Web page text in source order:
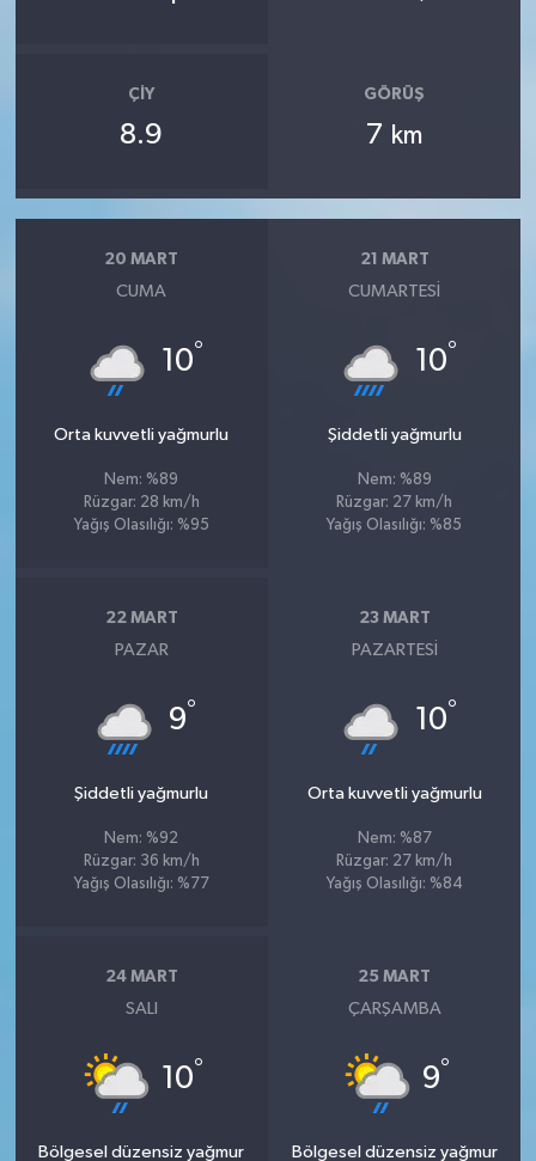
ÇIY
8.9
GÖRÜŞ
7 km
20 MART
CUMA
10°
Orta kuvvetli yağmurlu
Nem: %89
Rüzgar: 28 km/h
Yağış Olasılığı: %95
21 MART
CUMARTESI
10°
Şiddetli yağmurlu
Nem: %89
Rüzgar: 27 km/h
Yağış Olasılığı: %85
22 MART
PAZAR
9°
Şiddetli yağmurlu
Nem: %92
Rüzgar: 36 km/h
Yağış Olasılığı: %77
23 MART
PAZARTESI
10°
Orta kuvvetli yağmurlu
Nem: %87
Rüzgar: 27 km/h
Yağış Olasılığı: %84
24 MART
SALI
10°
Bölgesel düzensiz yağmur
25 MART
ÇARŞAMBA
9°
Bölgesel düzensiz yağmur